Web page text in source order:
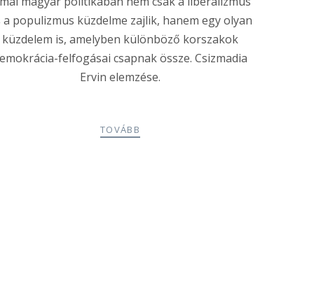
a populizmus küzdelme zajlik, hanem egy olyan
küzdelem is, amelyben különböző korszakok
felfogásai csapnak össze. Csizmadia
Ervin elemzése.
TOVÁBB